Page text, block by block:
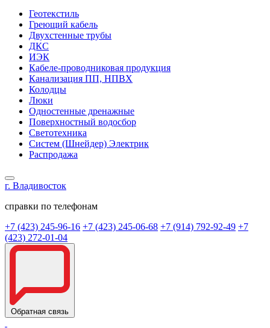
Геотекстиль
Греющий кабель
Двухстенные трубы
ДКС
ИЭК
Кабеле-проводниковая продукция
Канализация ПП, НПВХ
Колодцы
Люки
Одностенные дренажные
Поверхностный водосбор
Светотехника
Систем (Шнейдер) Электрик
Распродажа
г. Владивосток
справки по телефонам
+7 (423) 245-96-16 +7 (423) 245-06-68 +7 (914) 792-92-49 +7
(423) 272-01-04
Обратная связь